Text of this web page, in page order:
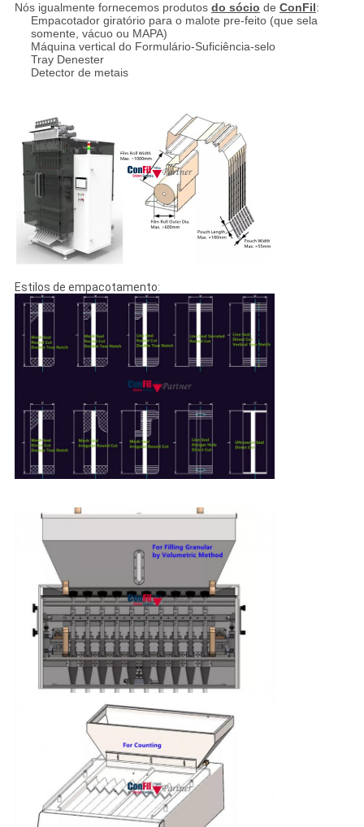
Nós igualmente fornecemos produtos do sócio de ConFil:
Empacotador giratório para o malote pre-feito (que sela
somente, vácuo ou MAPA)
Máquina vertical do Formulário-Suficiência-selo
Tray Denester
Detector de metais
Estilos de empacotamento: